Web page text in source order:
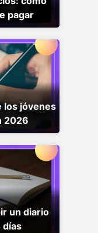
pagar
los jóvenes
2026
un diario
días